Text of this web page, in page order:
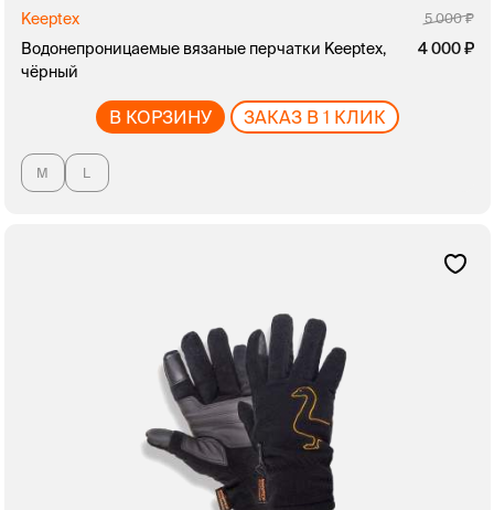
Keeptex 5 000
Водонепроницаемые вязаные перчатки Keeptex,
чёрный
4 000
В КОРЗИНУ ЗАКАЗ В 1 КЛИК
M L